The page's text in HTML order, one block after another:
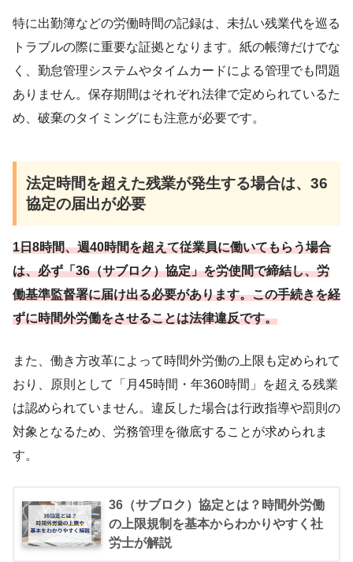
特に出勤簿などの労働時間の記録は、未払い残業代を巡る
トラブルの際に重要な証拠となります。紙の帳簿だけでな
く、勤怠管理システムやタイムカードによる管理でも問題
ありません。保存期間はそれぞれ法律で定められているた
め、破棄のタイミングにも注意が必要です。
法定時間を超えた残業が発生する場合は、36
協定の届出が必要
1日8時間、週40時間を超えて従業員に働いてもらう場合
は、必ず「36（サブロク）協定」を労使間で締結し、労
働基準監督署に届け出る必要があります。この手続きを経
ずに時間外労働をさせることは法律違反です。
また、働き方改革によって時間外労働の上限も定められて
おり、原則として「月45時間・年360時間」を超える残業
は認められていません。違反した場合は行政指導や罰則の
対象となるため、労務管理を徹底することが求められま
す。
36（サブロク）協定とは？時間外労働
の上限規制を基本からわかりやすく社
労士が解説